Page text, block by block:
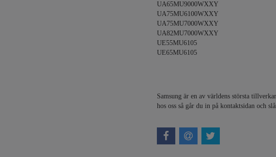
UA65MU9000WXXY
UA75MU6100WXXY
UA75MU7000WXXY
UA82MU7000WXXY
UE55MU6105
UE65MU6105
Samsung är en av världens största
hos oss så går du in på kontaktsidan och